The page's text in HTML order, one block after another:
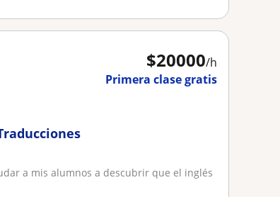
$20000/h
Primera clase gratis
a mis alumnos a descubrir que el inglés